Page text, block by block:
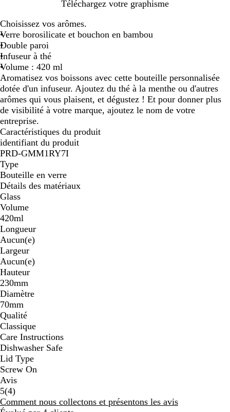
a
n
s
p
a
r
e
n
t
Téléchargez votre graphisme
Choisissez vos arômes.
Verre borosilicate et bouchon en bambou
Double paroi
Infuseur à thé
Volume : 420 ml
Aromatisez vos boissons avec cette bouteille personnalisée
dotée d'un infuseur. Ajoutez du thé à la menthe ou d'autres
arômes qui vous plaisent, et dégustez ! Et pour donner plus
de visibilité à votre marque, ajoutez le nom de votre
entreprise.
Caractéristiques du produit
identifiant du produit
PRD-GMM1RY7I
Type
Bouteille en verre
Détails des matériaux
Glass
Volume
420ml
Longueur
Aucun(e)
Largeur
Aucun(e)
Hauteur
230mm
Diamètre
70mm
Qualité
Classique
Care Instructions
Dishwasher Safe
Lid Type
Screw On
Avis
5(44
avis
)
Comment nous collectons et présentons les avis